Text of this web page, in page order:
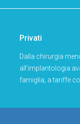
Privati
Dalla chirurgia
all’implantologia
famiglia, a tariffe